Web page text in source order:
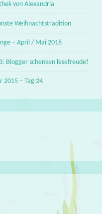
von Alexandria
Weihnachtstradition
– April / Mai 2016
Blogger schenken lesefreude!
2015 – Tag 24